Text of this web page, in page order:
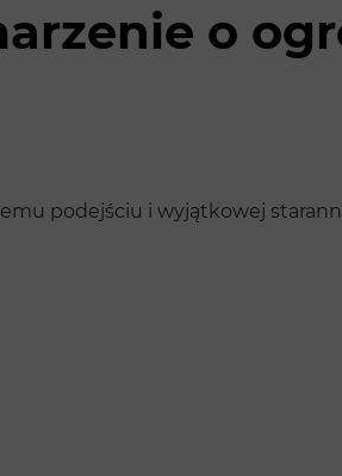
o
podejściu i wyjątkowej